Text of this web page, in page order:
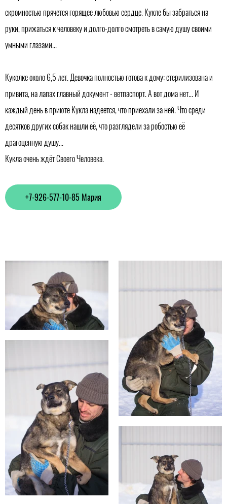
скромностью прячется горящее любовью сердце. Кукле бы забраться на
руки, прижаться к человеку и долго-долго смотреть в самую душу своими
умными глазами...
Куколке около 6,5 лет. Девочка полностью готова к дому: стерилизована и
привита, на лапах главный документ - ветпаспорт. А вот дома нет... И
каждый день в приюте Кукла надеется, что приехали за ней. Что среди
десятков других собак нашли её, что разглядели за робостью её
драгоценную душу...
Кукла очень ждёт Своего Человека.
+7-926-577-10-85 Мария